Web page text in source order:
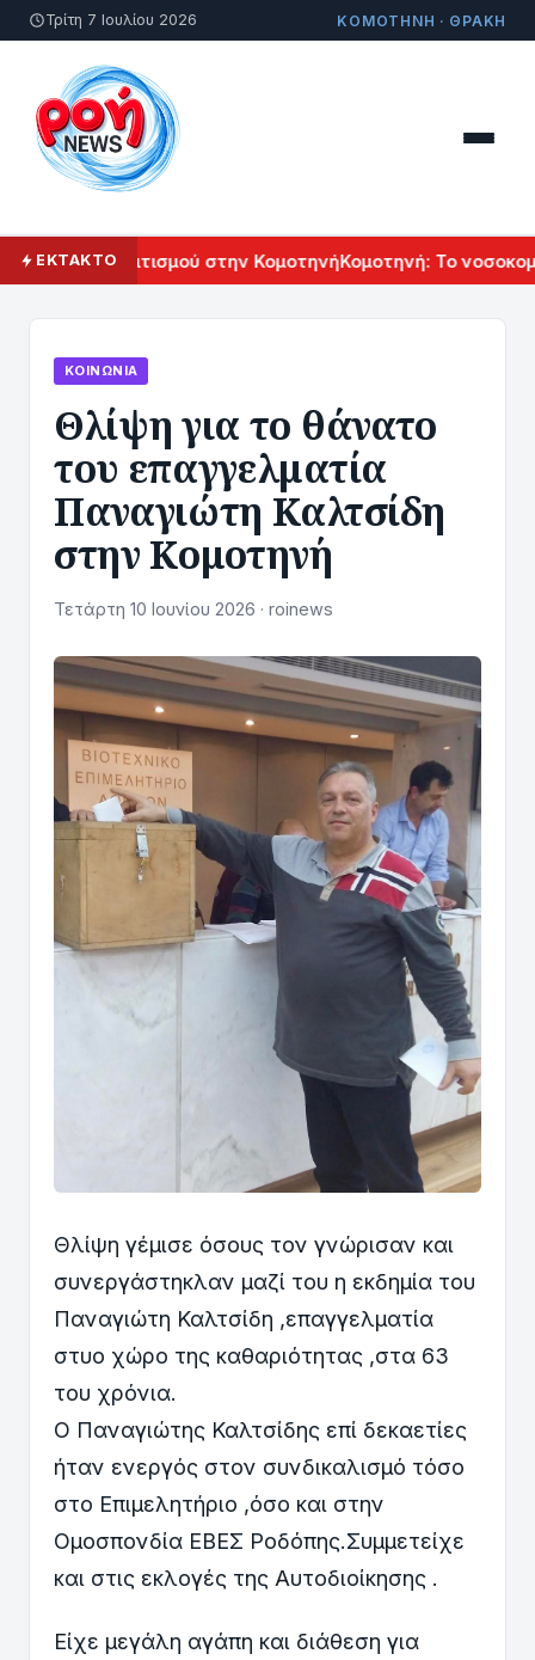
Τρίτη 7 Ιουλίου 2026 ΚΟΜΟΤΗΝΗ · ΘΡΑΚΗ
ΕΚΤΑΚΤΟ
Πολιτισμού στην ΚομοτηνήΚομοτηνή: Το
ΚΟΙΝΩΝΊΑ
Θλίψη για το θάνατο
του επαγγελματία
Παναγιώτη Καλτσίδη
στην Κομοτηνή
Τετάρτη 10 Ιουνίου 2026 · roinews
Θλίψη γέμισε όσους τον γνώρισαν και
συνεργάστηκλαν μαζί του η εκδημία του
Παναγιώτη Καλτσίδη ,επαγγελματία
στυο χώρο της καθαριότητας ,στα 63
του χρόνια.
Ο Παναγιώτης Καλτσίδης επί δεκαετίες
ήταν ενεργός στον συνδικαλισμό τόσο
στο Επιμελητήριο ,όσο και στην
Ομοσπονδία ΕΒΕΣ Ροδόπης.Συμμετείχε
και στις εκλογές της Αυτοδιοίκησης .
Είχε μεγάλη αγάπη και διάθεση για